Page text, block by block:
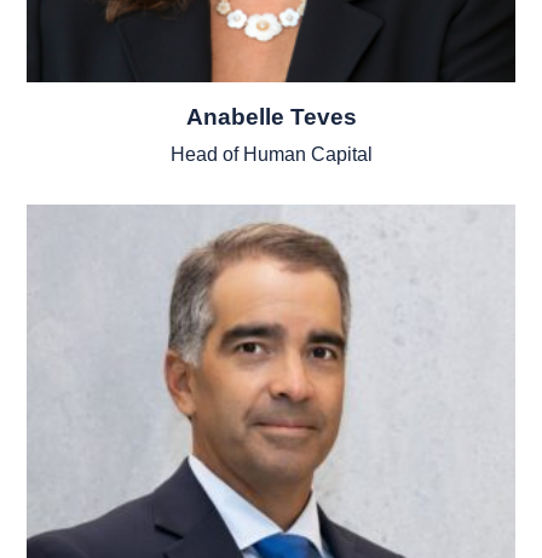
Anabelle Teves
Head of Human Capital